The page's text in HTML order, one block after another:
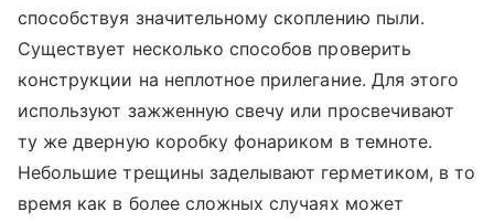
способствуя значительному скоплению пыли.
Существует несколько способов проверить
конструкции на неплотное прилегание. Для этого
используют зажженную свечу или просвечивают
ту же дверную коробку фонариком в темноте.
Небольшие трещины заделывают герметиком, в то
время как в более сложных случаях может